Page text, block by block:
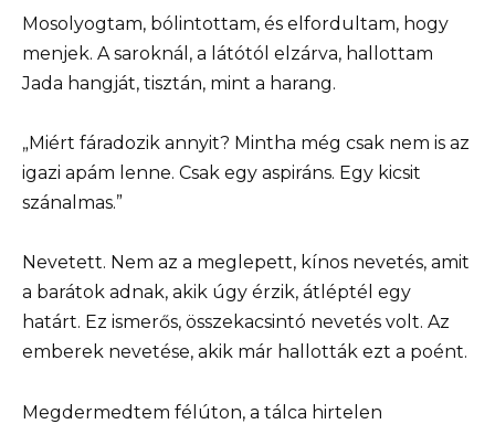
Mosolyogtam, bólintottam, és elfordultam, hogy
menjek. A saroknál, a látótól elzárva, hallottam
Jada hangját, tisztán, mint a harang.
„Miért fáradozik annyit? Mintha még csak nem is az
igazi apám lenne. Csak egy aspiráns. Egy kicsit
szánalmas.”
Nevetett. Nem az a meglepett, kínos nevetés, amit
a barátok adnak, akik úgy érzik, átléptél egy
határt. Ez ismerős, összekacsintó nevetés volt. Az
emberek nevetése, akik már hallották ezt a poént.
Megdermedtem félúton, a tálca hirtelen